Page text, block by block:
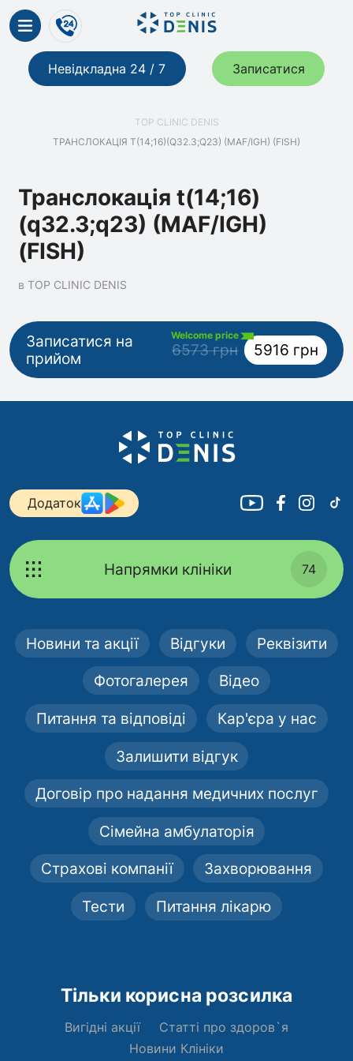
Невідкладна 24 / 7 Записатися
TOP CLINIC DENIS
ТРАНСЛОКАЦІЯ T(14;16)(Q32.3;Q23) (MAF/IGH) (FISH)
Транслокація t(14;16)
(q32.3;q23) (MAF/IGH)
(FISH)
в TOP CLINIC DENIS
Записатися на
прийом
Welcome price
6573 грн 5916 грн
Додаток
Напрямки клініки 74
Новини та акції Відгуки Реквізити
Фотогалерея Відео
Питання та відповіді Кар'єра у нас
Залишити відгук
Договір про надання медичних послуг
Сімейна амбулаторія
Страхові компанії Захворювання
Тести Питання лікарю
Тільки корисна розсилка
Вигідні акції
Статті про здоров`я
Новини Клініки